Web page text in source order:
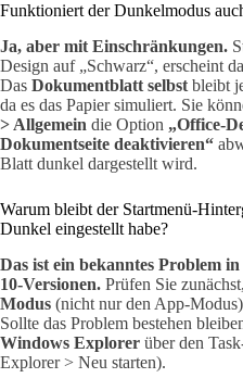
Funktioniert der Dunkelmodus
Ja, aber mit Einschränkungen.
Design auf „Schwarz“, erscheint
Das Dokumentblatt selbst bleibt
da es das Papier simuliert. Sie
> Allgemein die Option „Office-
Dokumentseite deaktivieren“
Blatt dunkel dargestellt wird.
Warum bleibt der Startmenü-
Dunkel eingestellt habe?
Das ist ein bekanntes Problem
10-Versionen. Prüfen Sie
Modus (nicht nur den App-
Sollte das Problem bestehen
Windows Explorer über den
Explorer > Neu starten).